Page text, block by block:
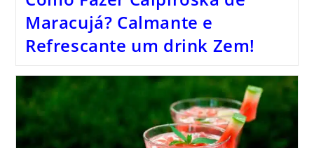
Maracujá? Calmante e
Refrescante um drink Zem!